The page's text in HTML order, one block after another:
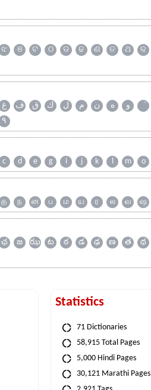
ଝ ଞ ଟ ଠ ଡ ଢ ଣ ତ ଥ ଦ
غ ف ق ك ل م ن ه و
۹
c d e g i j k l m o
த ந ன ப ம ய ர ல வ ஷ
ఛ జ ఝ ట ఠ డ ఢ ణ త థ
Statistics
71 Dictionaries
58,915 Total Pages
5,000 Hindi Pages
30,121 Marathi Pages